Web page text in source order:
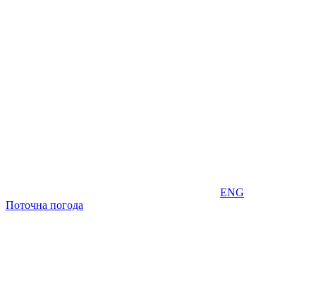
ENG
Поточна погода